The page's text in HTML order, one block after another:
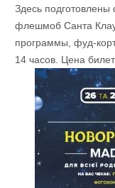
Здесь
флешмоб Санта
программы, фуд-
14 часов. Цена